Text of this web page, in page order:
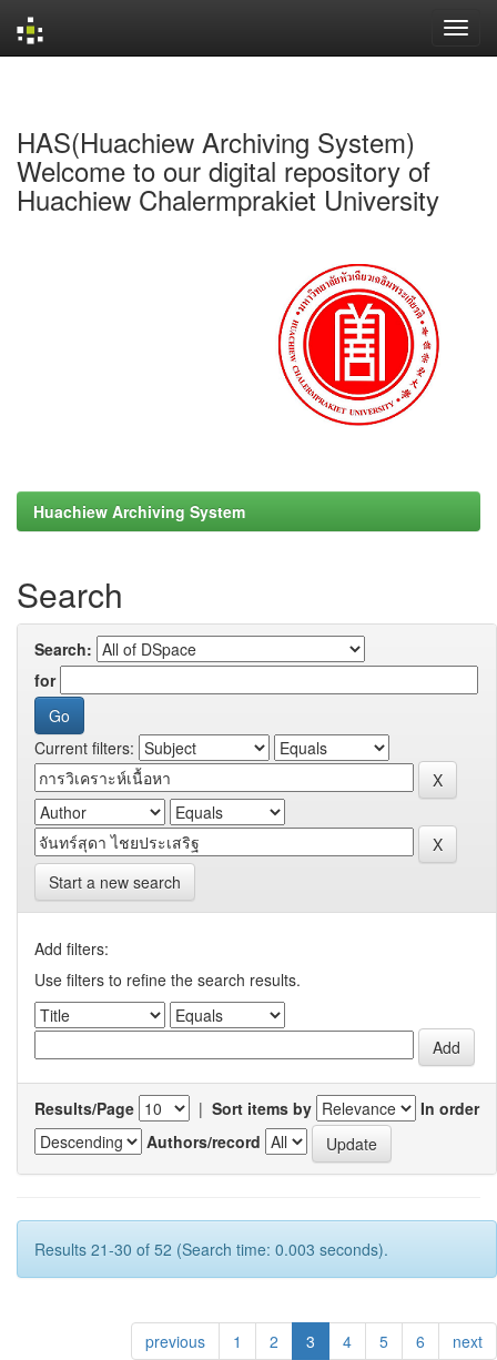
HAS(Huachiew Archiving System)
Welcome to our digital repository of
Huachiew Chalermprakiet University
Huachiew Archiving System
Search
Search:
for
Current filters:
Start a new search
Add filters:
Use filters to refine the search results.
Results/Page | Sort items by
In order
Authors/record
Results 21-30 of 52 (Search time: 0.003 seconds).
previous 1 2 3 4 5 6 next